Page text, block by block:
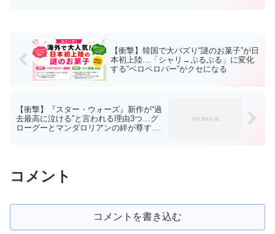
【衝撃】韓国で大バズり“謎のお菓子”が日
本初上陸…「シャリ→ぷるぷる」に変化
する“ベロベロバー”がクセになる
【衝撃】『スター・ウォーズ』新作が“過
去最高に泣ける”と言われる理由3つ…グ
ローグーとマンダロリアンの絆が尊すぎ
コメント
コメントを書き込む